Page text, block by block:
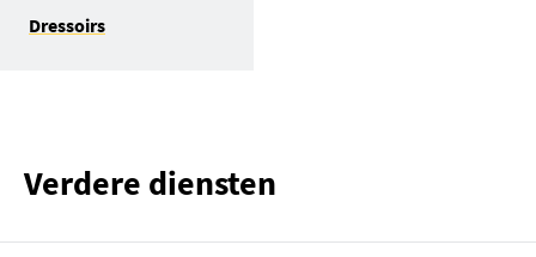
Dressoirs
Verdere diensten